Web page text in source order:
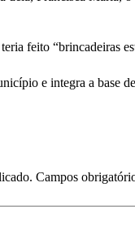
feito “brincadeiras
e integra a base
Campos